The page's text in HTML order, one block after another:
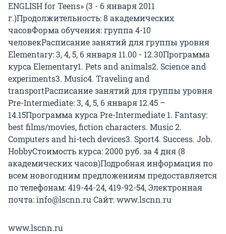
ENGLISH for Teens» (3 - 6 января 2011
г.)Продолжительность: 8 академических
часовФорма обучения: группа 4-10
человекРасписание занятий для группы уровня
Elementary: 3, 4, 5, 6 января 11.00 - 12.30Программа
курса Elementary1. Pets and animals2. Science and
experiments3. Music4. Traveling and
transportРасписание занятий для группы уровня
Pre-Intermediate: 3, 4, 5, 6 января 12.45 –
14.15Программа курса Pre-Intermediate 1. Fantasy:
best films/movies, fiction characters. Music 2.
Computers and hi-tech devices3. Sport4. Success. Job.
HobbyСтоимость курса: 2000 руб. за 4 дня (8
академических часов)Подробная информация по
всем новогодним предложениям предоставляется
по телефонам: 419-44-24, 419-92-54, Электронная
почта: info@lscnn.ru Сайт: www.lscnn.ru
www.lscnn.ru